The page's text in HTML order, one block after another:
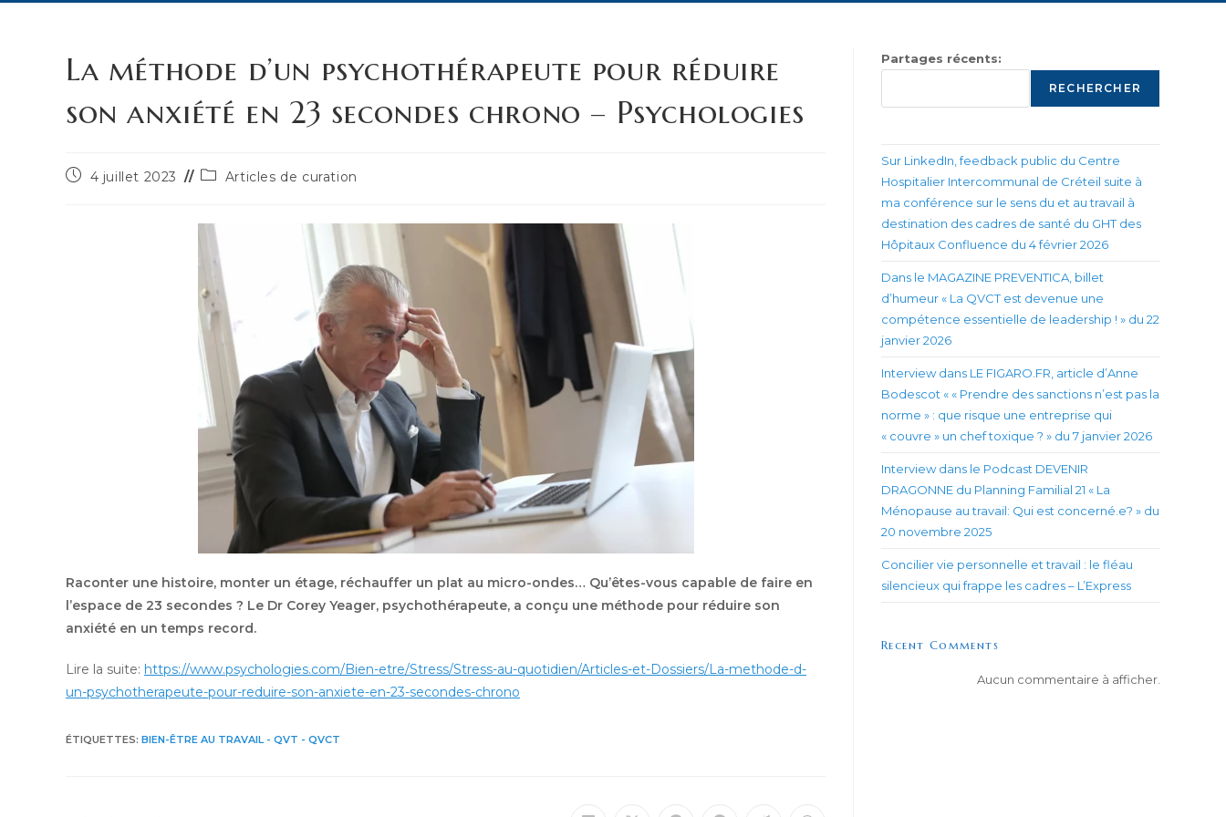
La méthode d’un psychothérapeute pour réduire
son anxiété en 23 secondes chrono – Psychologies
Publication
4 juillet 2023
PostArticles de curation
Raconter une histoire, monter un étage, réchauffer un plat au micro-ondes… Qu’êtes-vous capable de faire en
l’espace de 23 secondes ? Le Dr Corey Yeager, psychothérapeute, a conçu une méthode pour réduire son
anxiété en un temps record.
Lire la suite: https://www.psychologies.com/Bien-etre/Stress/Stress-au-quotidien/Articles-et-Dossiers/La-methode-d-
un-psychotherapeute-pour-reduire-son-anxiete-en-23-secondes-chrono
ÉTIQUETTES: BIEN-ÊTRE AU TRAVAIL - QVT - QVCT
Partages récents:
RECHERCHER
Sur LinkedIn, feedback public du Centre
Hospitalier Intercommunal de Créteil suite à
ma conférence sur le sens du et au travail à
destination des cadres de santé du GHT des
Hôpitaux Confluence du 4 février 2026
Dans le MAGAZINE PREVENTICA, billet
d’humeur « La QVCT est devenue une
compétence essentielle de leadership ! » du 22
janvier 2026
Interview dans LE FIGARO.FR, article d’Anne
Bodescot « « Prendre des sanctions n’est pas la
norme » : que risque une entreprise qui
« couvre » un chef toxique ? » du 7 janvier 2026
Interview dans le Podcast DEVENIR
DRAGONNE du Planning Familial 21 « La
Ménopause au travail: Qui est concerné.e? » du
20 novembre 2025
Concilier vie personnelle et travail : le fléau
silencieux qui frappe les cadres – L’Express
Recent Comments
Aucun commentaire à afficher.